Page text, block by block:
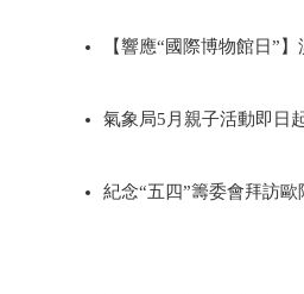
2024
【響應“國際博物館日”
2024
氣象局5月親子活動即日
2024
紀念“五四”籌委會拜訪歐
2024